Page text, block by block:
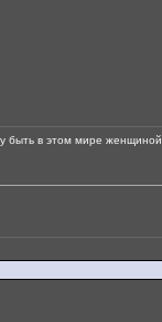
быть в этом мире женщиной